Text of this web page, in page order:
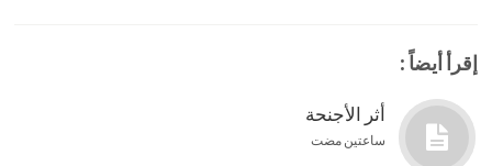
إقرأ أيضاً :
أثر الأجنحة
ساعتين مضت